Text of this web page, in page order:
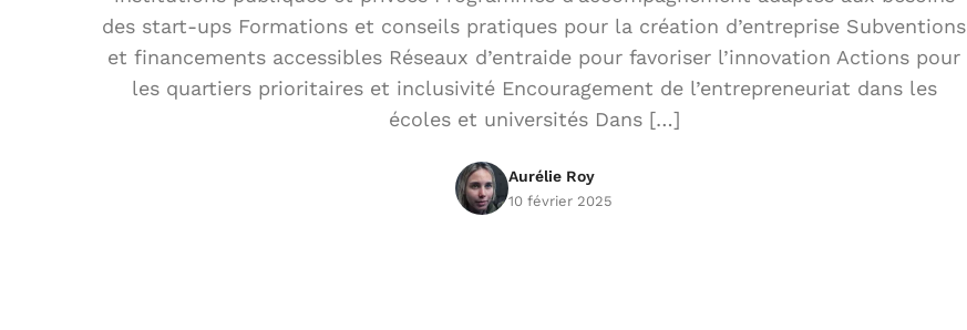
des start-ups Formations et conseils pratiques pour la création d’entreprise Subventions
et financements accessibles Réseaux d’entraide pour favoriser l’innovation Actions pour
les quartiers prioritaires et inclusivité Encouragement de l’entrepreneuriat dans les
écoles et universités Dans […]
Aurélie Roy
10 février 2025